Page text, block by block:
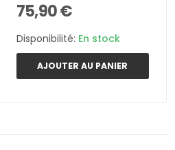
75,90 €
Disponibilité: En stock
AJOUTER AU PANIER